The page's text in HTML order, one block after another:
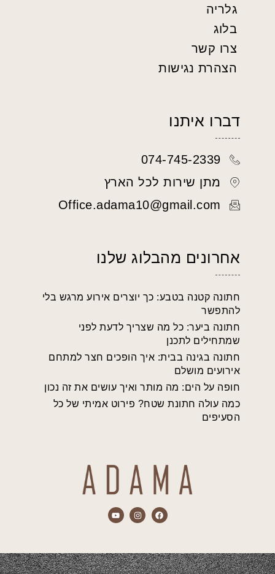
גלריה
בלוג
צרו קשר
הצהרת נגישות
דברו איתנו
074-745-2339
מתן שירות לכל הארץ
Office.adama10@gmail.com
אחרונים מהבלוג שלנו
חתונה קטנה בטבע: כך יוצרים אירוע מרגש בלי
להתפשר
חתונה ביער: כל מה שצריך לדעת לפני
שמתחילים לתכנן
חתונה בגינה בבית: איך הופכים חצר למתחם
אירועים מושלם
חופה על הים: מה מותר ואיך עושים את זה נכון
כמה עולה חתונת שטח? פירוט אמיתי של כל
הסעיפים